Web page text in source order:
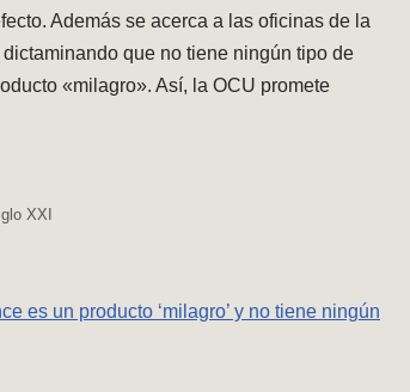
Además se acerca a las oficinas de la
que no tiene ningún tipo de
«milagro». Así, la OCU promete
XXI
es un producto ‘milagro’ y no tiene ningún